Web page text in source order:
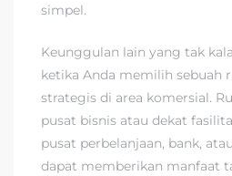
simpel.
Keunggulan lain yang tak
ketika Anda memilih sebuah
strategis di area komersial.
pusat bisnis atau dekat
pusat perbelanjaan, bank,
dapat memberikan manfaat